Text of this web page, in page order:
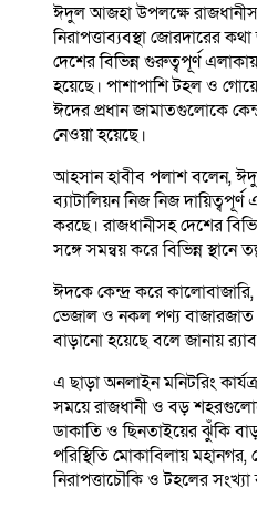
ঈদুল আজহা উপলক্ষে
নিরাপত্তাব্যবস্থা জোরদারের
দেশের বিভিন্ন গুরুত্বপূর্ণ
হয়েছে। পাশাপাশি টহল ও
ঈদের প্রধান জামাতগুলোকে
নেওয়া হয়েছে।
আহসান হাবীব পলাশ বলেন,
ব্যাটালিয়ন নিজ নিজ
করছে। রাজধানীসহ দেশের
সঙ্গে সমন্বয় করে বিভিন্ন স্থানে
ঈদকে কেন্দ্র করে
ভেজাল ও নকল পণ্য বাজারজাত
বাড়ানো হয়েছে বলে জানায়
এ ছাড়া অনলাইন মনিটরিং
সময়ে রাজধানী ও বড়
ডাকাতি ও ছিনতাইয়ের ঝুঁকি
পরিস্থিতি মোকাবিলায় মহানগর,
নিরাপত্তাচৌকি ও টহলের